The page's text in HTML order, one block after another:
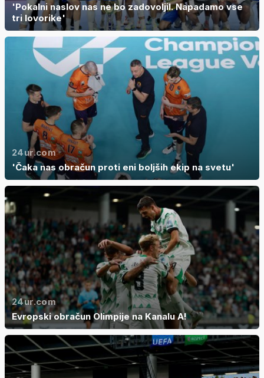
'Pokalni naslov nas ne bo zadovoljil. Napadamo vse
tri lovorike'
24ur.com
'Čaka nas obračun proti eni boljših ekip na svetu'
24ur.com
Evropski obračun Olimpije na Kanalu A!